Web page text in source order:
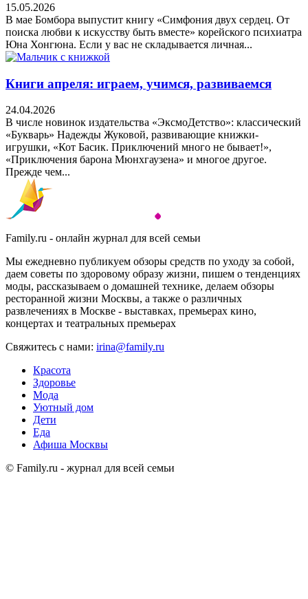
15.05.2026
В мае Бомбора выпустит книгу «Симфония двух сердец. От
поиска любви к искусству быть вместе» корейского психиатра
Юна Хонгюна. Если у вас не складывается личная...
Книги апреля: играем, учимся, развиваемся
24.04.2026
В числе новинок издательства «ЭксмоДетство»: классический
«Букварь» Надежды Жуковой, развивающие книжки-
игрушки, «Кот Басик. Приключений много не бывает!»,
«Приключения барона Мюнхгаузена» и многое другое.
Прежде чем...
Family.ru - онлайн журнал для всей семьи
Мы ежедневно публикуем обзоры средств по уходу за собой,
даем советы по здоровому образу жизни, пишем о тенденциях
моды, рассказываем о домашней технике, делаем обзоры
ресторанной жизни Москвы, а также о различных
развлечениях в Москве - выставках, премьерах кино,
концертах и театральных премьерах
Свяжитесь с нами: irina@family.ru
Красота
Здоровье
Мода
Уютный дом
Дети
Еда
Афиша Москвы
© Family.ru - журнал для всей семьи